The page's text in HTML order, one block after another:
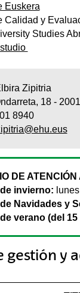
Euskera
Calidad y
Studies
Zipitria
18 -
8940
DE
invierno:
Navidades y
verano (del
gestión y